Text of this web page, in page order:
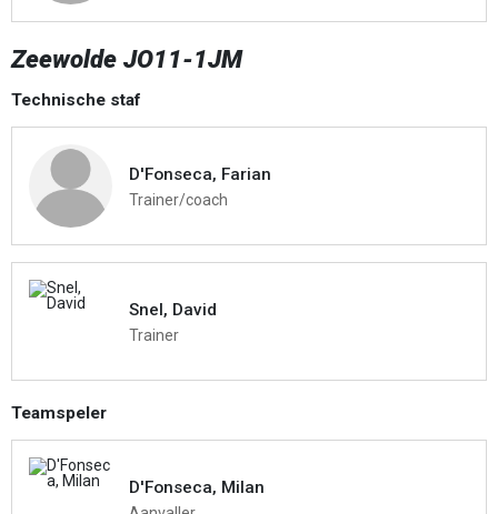
Zeewolde JO11-1JM
Technische staf
D'Fonseca, Farian
Trainer/coach
Snel, David
Trainer
Teamspeler
D'Fonseca, Milan